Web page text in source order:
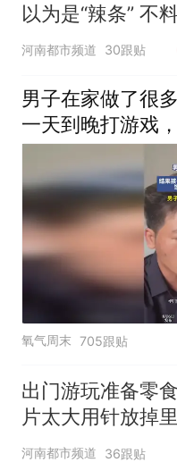
以为是“辣条” 不
河南都市频道 30跟贴
男子在家做了很
一天到晚打游戏
氧气周末 705跟贴
出门游玩准备零
片太大用针放掉
气，网友：你猜为
河南都市频道 36跟贴